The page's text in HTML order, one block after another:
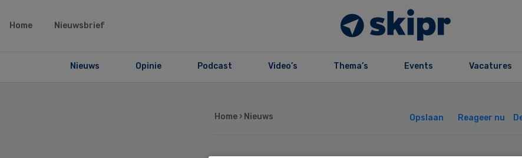
Home Nieuwsbrief
Nieuws Opinie Podcast Video’s Thema’s Events Vacatures
Home › Nieuws Opslaan Reageer nu